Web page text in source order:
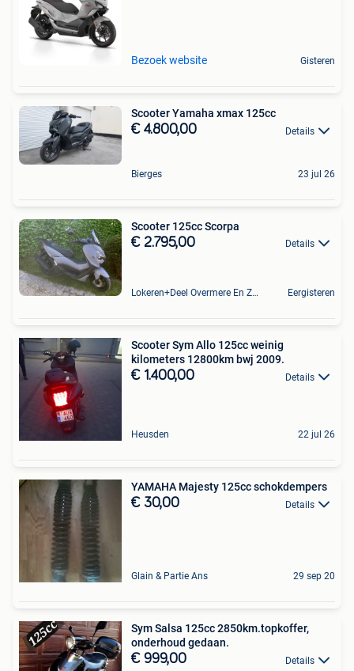
Bezoek website Gisteren
Scooter Yamaha xmax 125cc
€ 4.800,00 Details
Bierges 23 jul 26
Scooter 125cc Scorpa
€ 2.795,00 Details
Lokeren+Deel Overmere En Zele Eergisteren
Scooter Sym Allo 125cc weinig
kilometers 12800km bwj 2009.
€ 1.400,00 Details
Heusden 22 jul 26
YAMAHA Majesty 125cc schokdempers
€ 30,00 Details
Glain & Partie Ans 29 sep 20
Sym Salsa 125cc 2850km.topkoffer,
onderhoud gedaan.
€ 999,00 Details